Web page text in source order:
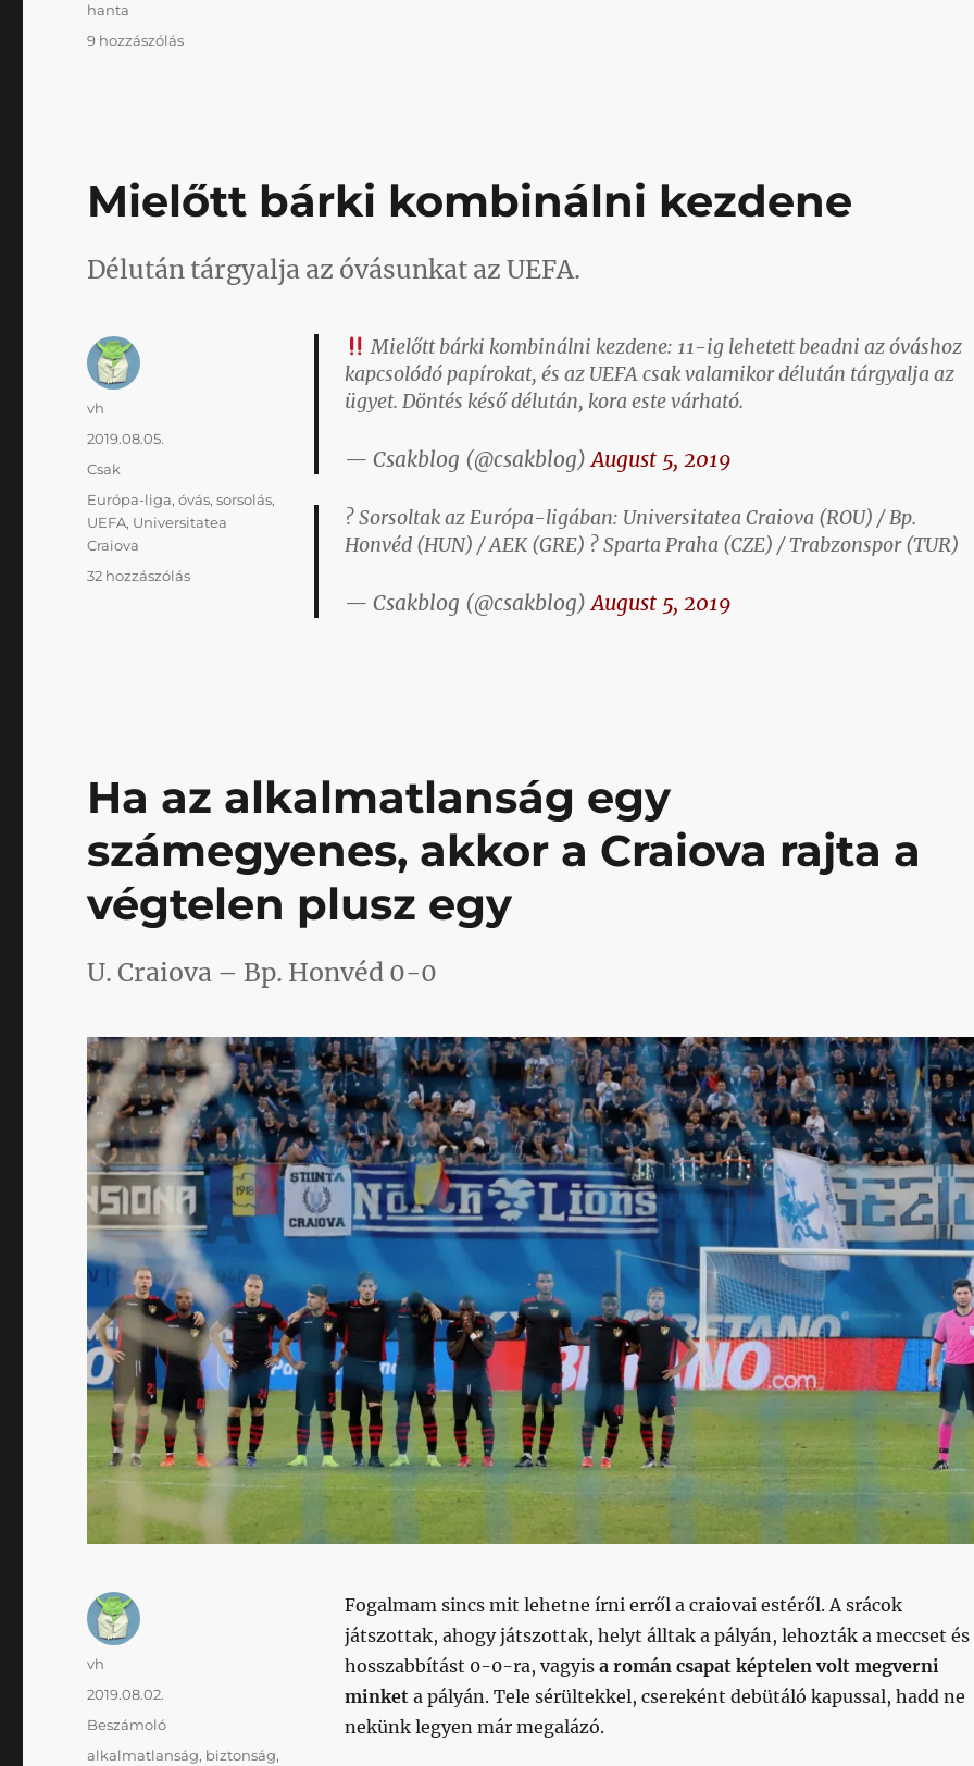
hanta
9 hozzászólásHa
akkor
ajánlom
című
bejegyzéshez
Mielőtt bárki kombinálni kezdene
Délután tárgyalja az óvásunkat az UEFA.
Mielőtt bárki kombinálni kezdene: 11-ig lehetett beadni az óváshoz
kapcsolódó papírokat, és az UEFA csak valamikor délután tárgyalja az
ügyet. Döntés késő délután, kora este várható.
— Csakblog (@csakblog)August 5, 2019
? Sorsoltak az Európa-ligában: Universitatea Craiova (ROU) / Bp.
Honvéd (HUN) / AEK (GRE) ? Sparta Praha (CZE) / Trabzonspor (TUR)
— Csakblog (@csakblog)August 5, 2019
Szerző
vh
Közzétéve
2019.08.05.
Kategória
Csak
Címke
Európa-liga,óvás,sorsolás,
UEFA, Universitatea
Craiova
32 hozzászólásMielőtt
Ha az alkalmatlanság egy
számegyenes, akkor a Craiova rajta a
végtelen plusz egy
U. Craiova – Bp. Honvéd 0-0
Fogalmam sincs mit lehetne írni erről a craiovai estéről. A srácok
játszottak, ahogy játszottak, helyt álltak a pályán, lehozták a meccset és
hosszabbítást 0-0-ra, vagyis a román csapat képtelen volt megverni
minketa pályán. Tele sérültekkel, csereként debütáló kapussal, hadd ne
nekünk legyen már megalázó.
Szerző
vh
Közzétéve
2019.08.02.
Kategória
Beszámoló
Címke
alkalmatlanság, biztonság,